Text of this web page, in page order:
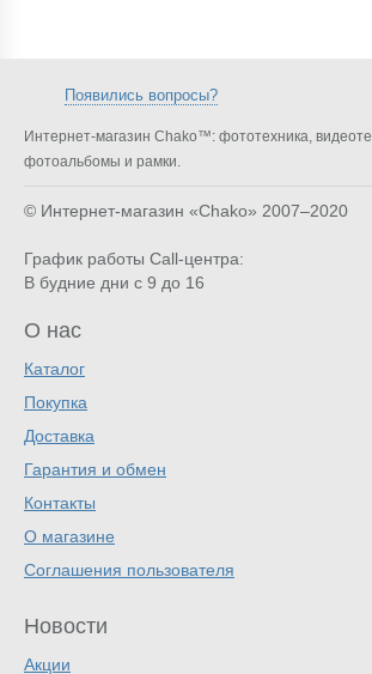
Появились вопросы?
Интернет-магазин Chako™: фототехника,
фотоальбомы и рамки.
© Интернет-магазин «Chako» 2007–2020
График работы Call-центра:
В будние дни с 9 до 16
О нас
Каталог
Покупка
Доставка
Гарантия и обмен
Контакты
О магазине
Соглашения пользователя
Новости
Акции